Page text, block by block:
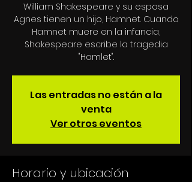
William Shakespeare y su esposa
Agnes tienen un hijo, Hamnet. Cuando
Hamnet muere en la infancia,
Shakespeare escribe la tragedia
"Hamlet".
Las entradas no están a la
venta
Ver otros eventos
Horario y ubicación